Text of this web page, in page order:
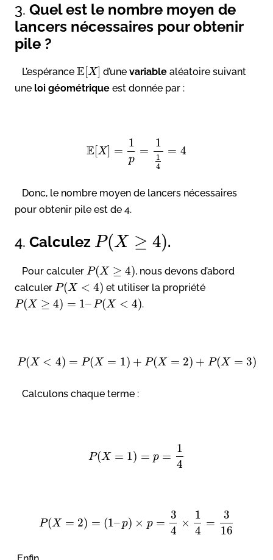
3. Quel est le nombre moyen de
lancers nécessaires pour obtenir
pile ?
L’espérance E X] d’unevariable aléatoire suivant
une loi géométrique est donnée par :
E[ X] =
1
p
=
1
1
4
= 4
Donc, le nombre moyen de lancers nécessaires
pour obtenir pile est de 4.
4. Calculez P(X ≥ 4).
Pour calculer P(X ≥ 4), nous devons d’abord
calculer P(X < 4) et utiliser la propriété
P(X ≥ 4) = 1–P(X < 4).
P(X < 4) = P(X = 1) + P(X = 2) + P(X = 3)
Calculons chaque terme :
P(X = 1) = p =
1
4
P(X = 2) = (1–p) × p =
3
4
×
1
4
=
3
16